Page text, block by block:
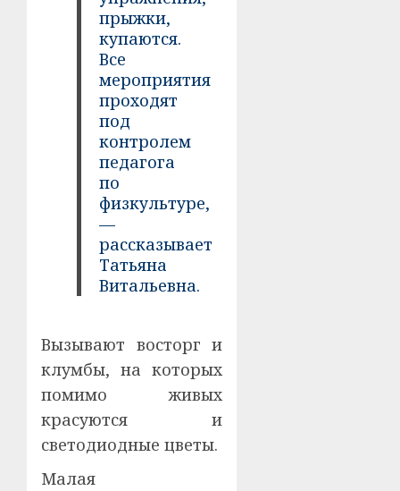
прыжки,
купаются.
Все
мероприятия
проходят
под
контролем
педагога
по
физкультуре,
—
рассказывает
Татьяна
Витальевна.
Вызывают восторг и
клумбы, на которых
помимо живых
красуются и
светодиодные цветы.
Малая